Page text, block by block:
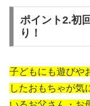
ポイント2.初
り！
子どもにも遊びや
したおもちゃが気